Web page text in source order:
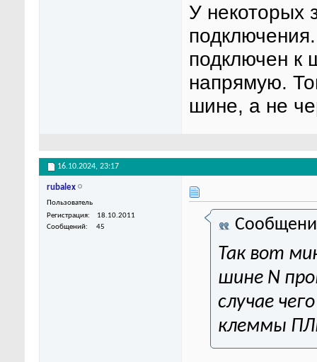
У некоторых
подключен к
напрямую.
шине, а не
16.10.2024, 23:17
rubalex
Пользователь
Регистрация
18.10.2011
Сообщений
45
Так вот
шине N
случае
клеммы